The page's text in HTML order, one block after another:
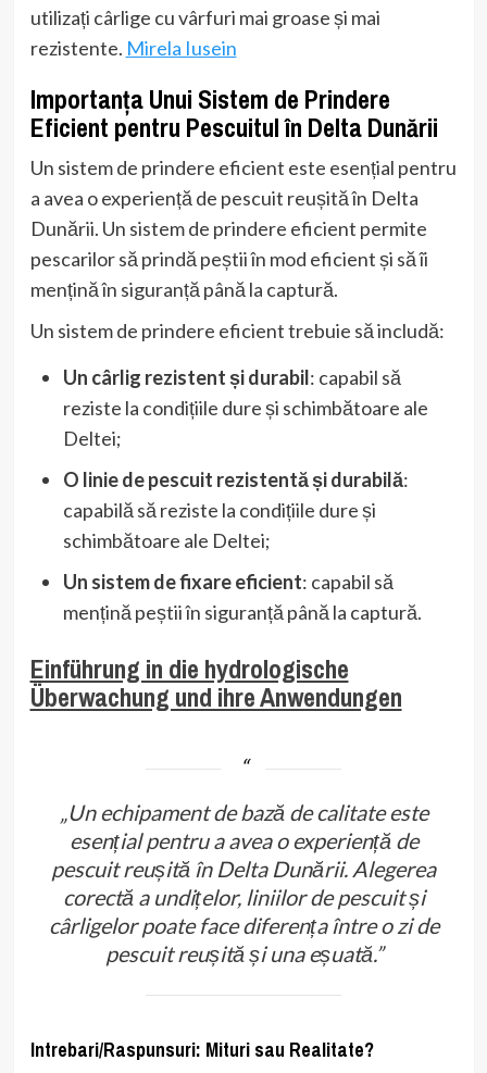
utilizați cârlige cu vârfuri mai groase și mai
rezistente. Mirela Iusein
Importanța Unui Sistem de Prindere
Eficient pentru Pescuitul în Delta Dunării
Un sistem de prindere eficient este esențial pentru
a avea o experiență de pescuit reușită în Delta
Dunării. Un sistem de prindere eficient permite
pescarilor să prindă peștii în mod eficient și să îi
mențină în siguranță până la captură.
Un sistem de prindere eficient trebuie să includă:
Un cârlig rezistent și durabil: capabil să
reziste la condițiile dure și schimbătoare ale
Deltei;
O linie de pescuit rezistentă și durabilă:
capabilă să reziste la condițiile dure și
schimbătoare ale Deltei;
Un sistem de fixare eficient: capabil să
mențină peștii în siguranță până la captură.
Einführung in die hydrologische
Überwachung und ihre Anwendungen
„Un echipament de bază de calitate este
esențial pentru a avea o experiență de
pescuit reușită în Delta Dunării. Alegerea
corectă a undițelor, liniilor de pescuit și
cârligelor poate face diferența între o zi de
pescuit reușită și una eșuată.”
Intrebari/Raspunsuri: Mituri sau Realitate?